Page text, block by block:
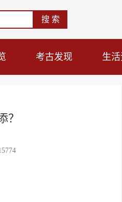
考古发现 生
？